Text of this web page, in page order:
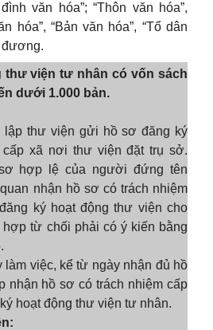
văn hóa”; “Thôn văn hóa”,
hóa”, “Bản văn hóa”, “Tổ dân
đương.
thư viện tư nhân có vốn sách
dưới 1.000 bản.
lập thư viện gửi hồ sơ đăng ký
cấp xã nơi thư viện đặt trụ sở.
hợp lệ của người đứng tên
nhận hồ sơ có trách nhiệm
ký hoạt động thư viện cho
từ chối phải có ý kiến bằng
làm việc, kể từ ngày nhận đủ hồ
nhận hồ sơ có trách nhiệm cấp
hoạt động thư viện tư nhân.